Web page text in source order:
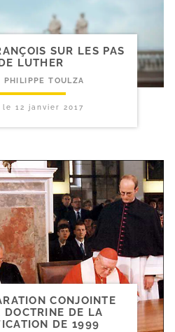
SUR LES PAS
LUTHER
PHILIPPE TOULZA
le 12 janvier 2017
CONJOINTE
DOCTRINE DE LA
DE 1999